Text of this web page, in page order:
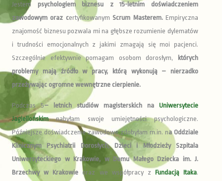
Jestem psychologiem biznesu z 15-letnim doświadczeniem
zawodowym oraz certyfikowanym Scrum Masterem.Empiryczna
znajomość biznesu pozwala mi na głębsze rozumienie dylematów
i trudności emocjonalnych z jakimi zmagają się moi pacjenci.
Szczególnie efektywnie pomagam osobom dorosłym, których
problemy mają źródło w pracy, którą wykonują – nierzadko
przeżywając ogromne wewnętrzne cierpienie.
Podczas 5– letnich studiów magisterskich na Uniwersytecie
Jagiellońskimnabyłam swoje umiejętności psychologiczne.
Późniejsze doświadczenie zawodowe zdobyłam m.in. na Oddziale
Klinicznym Psychiatrii Dorosłych, Dzieci i Młodzieży Szpitala
Uniwersyteckiego w Krakowie, w Domu Małego Dziecka im. J.
Brzechwy w Krakowie oraz we współpracy z Fundacją Itaka.